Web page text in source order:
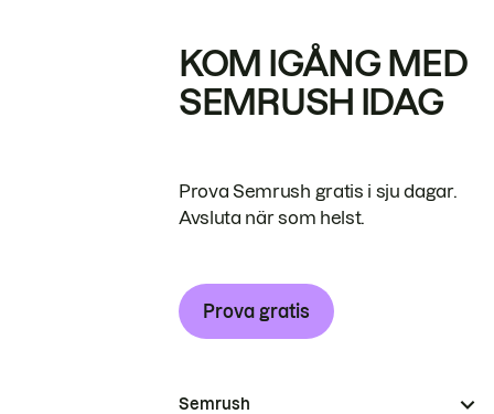
KOM IGÅNG MED
SEMRUSH IDAG
Prova Semrush gratis i sju dagar.
Avsluta när som helst.
Prova gratis
Semrush